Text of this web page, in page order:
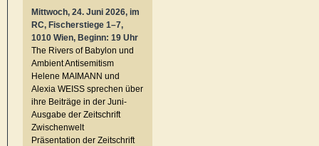
Mittwoch, 24. Juni 2026, im
RC, Fischerstiege 1–7,
1010 Wien, Beginn: 19 Uhr
The Rivers of Babylon und
Ambient Antisemitism
Helene MAIMANN und
Alexia WEISS sprechen über
ihre Beiträge in der Juni-
Ausgabe der Zeitschrift
Zwischenwelt
Präsentation der Zeitschrift